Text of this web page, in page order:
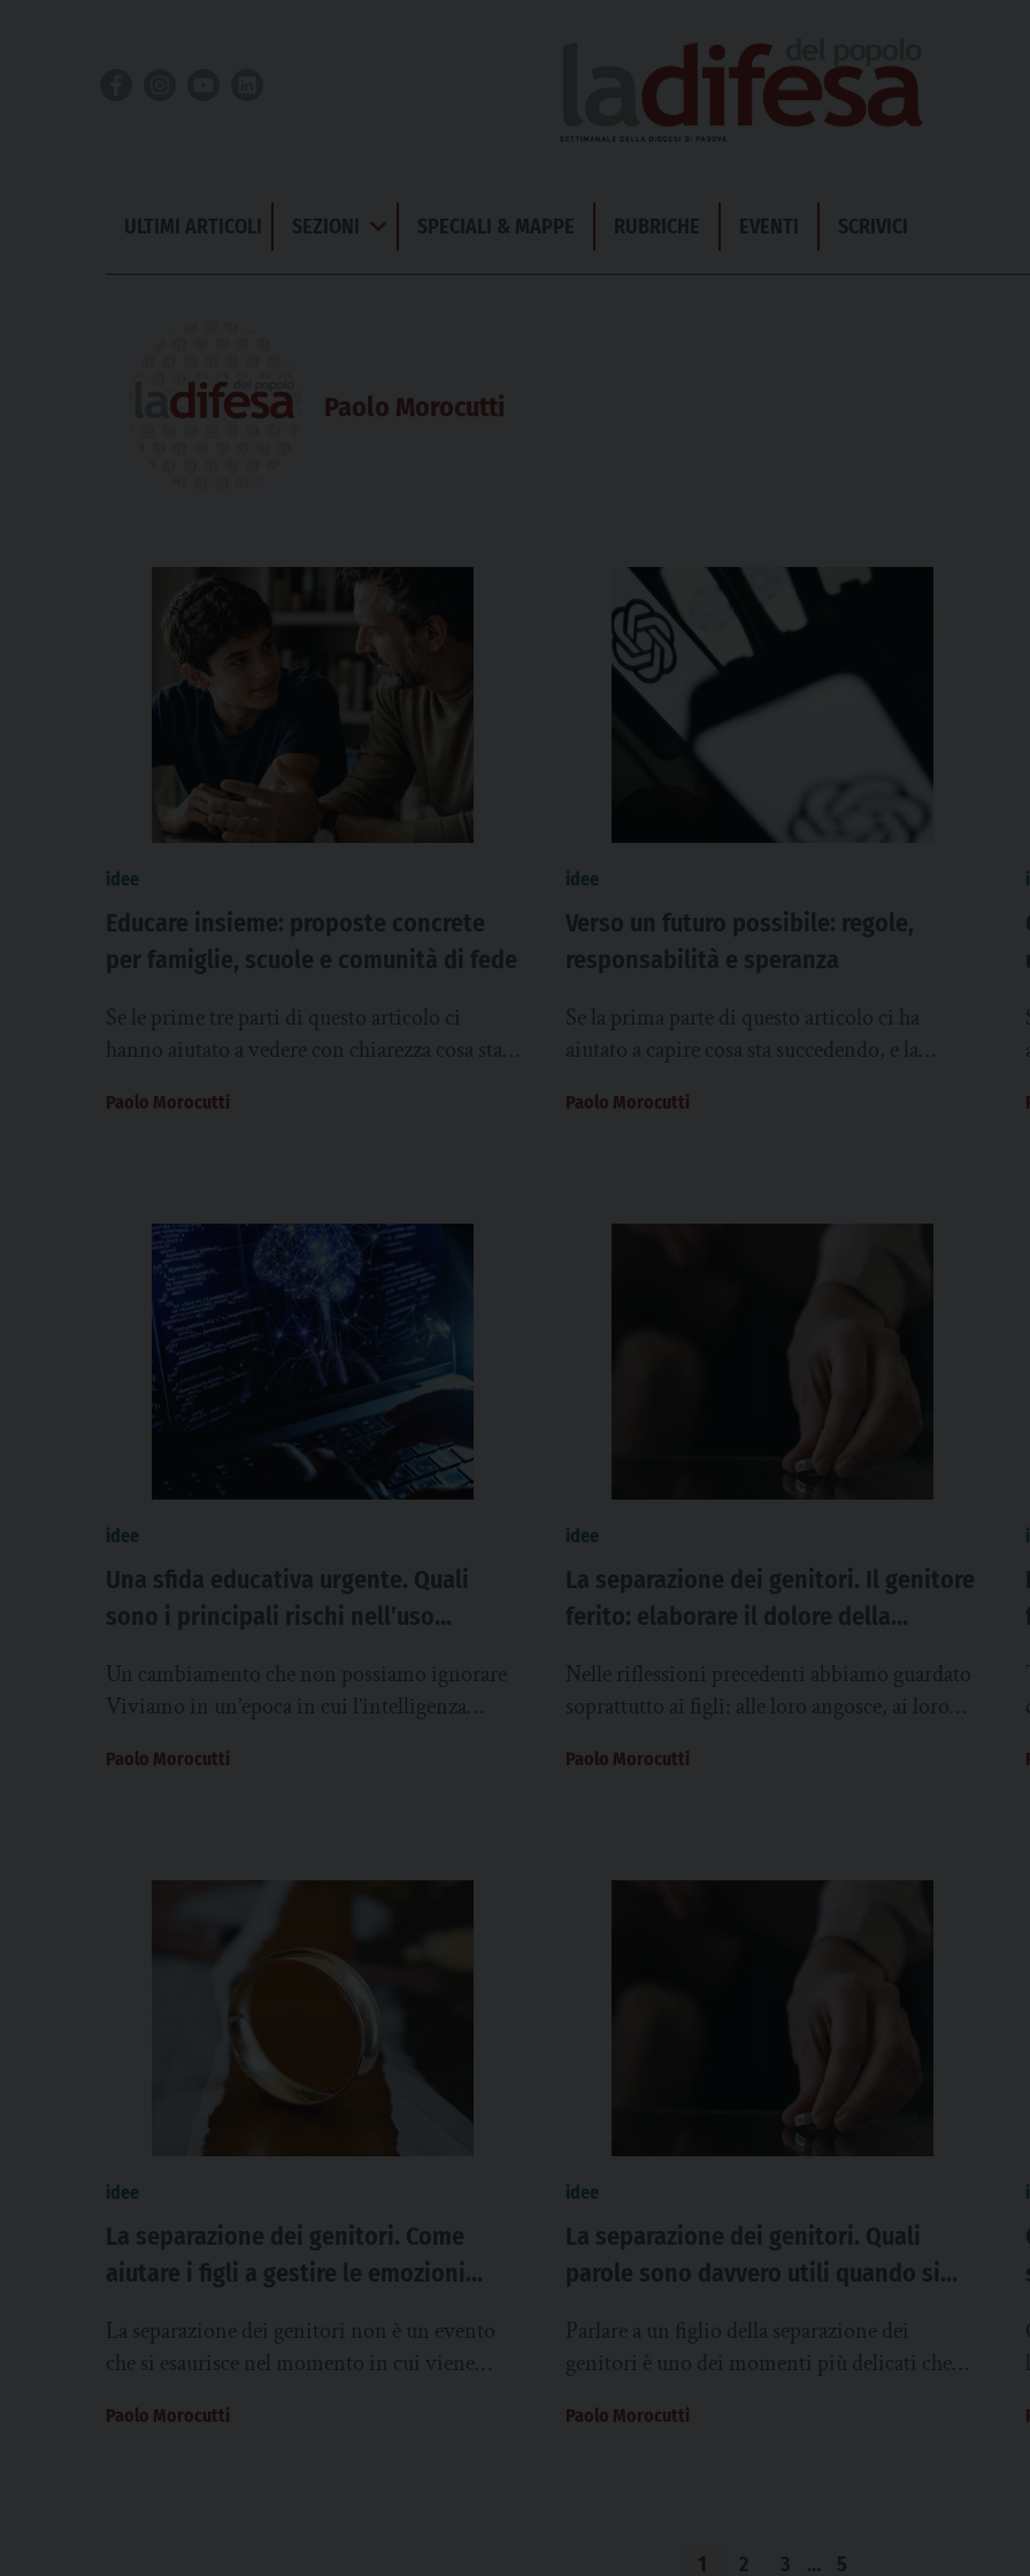
ULTIMI ARTICOLI SEZIONI
Apri
Menu
SPECIALI & MAPPE RUBRICHE EVENTI SCRIVICI
Paolo Morocutti
idee
Educare insieme: proposte concrete
per famiglie, scuole e comunità di fede
Se le prime tre parti di questo articolo ci
hanno aiutato a vedere con chiarezza cosa sta
Paolo Morocutti
idee
Verso un futuro possibile: regole,
responsabilità e speranza
Se la prima parte di questo articolo ci ha
aiutato a capire cosa sta succedendo, e la
fare,...
Paolo Morocutti
idee
Una sfida educativa urgente. Quali
sono i principali rischi nell’uso
corrette relazioni interpersonali dei
giovani e degli adolescenti?
Un cambiamento che non possiamo ignorare
Viviamo in un’epoca in cui l’intelligenza
personaggi digitali è...
Paolo Morocutti
idee
La separazione dei genitori. Il genitore
ferito: elaborare il dolore della
presenti
Nelle riflessioni precedenti abbiamo guardato
soprattutto ai figli: alle loro angosce, ai loro
resilienza. È...
Paolo Morocutti
idee
La separazione dei genitori. Come
aiutare i figli a gestire le emozioni
genitori
La separazione dei genitori non è un evento
che si esaurisce nel momento in cui viene
Paolo Morocutti
idee
La separazione dei genitori. Quali
parole sono davvero utili quando si
separazione?
Parlare a un figlio della separazione dei
genitori è uno dei momenti più delicati che
parole...
Paolo Morocutti
1 2 3 … 5